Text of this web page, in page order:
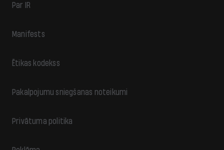
Par IR
Manifests
Ētikas kodekss
Pakalpojumu sniegšanas noteikumi
Privātuma politika